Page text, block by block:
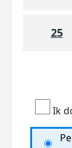
25
Ik